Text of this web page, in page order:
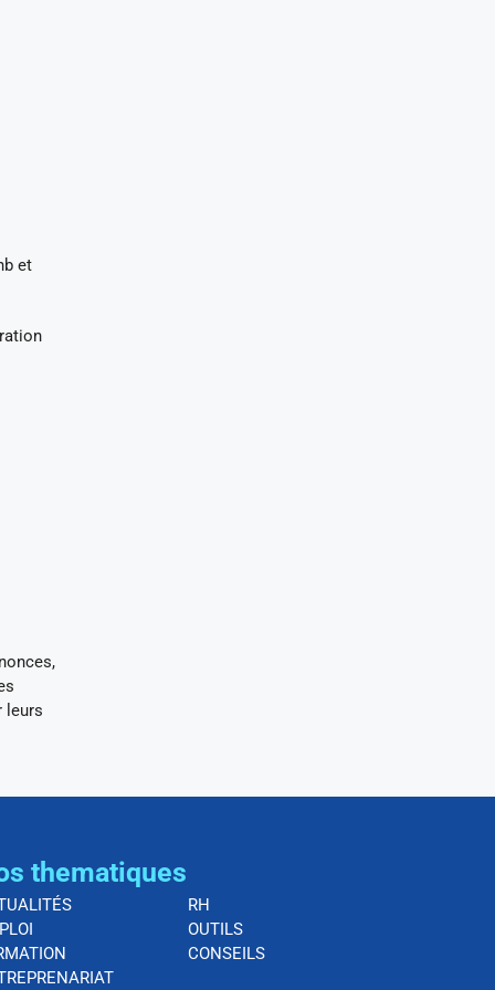
et
leurs
thematiques
RH
OUTILS
CONSEILS